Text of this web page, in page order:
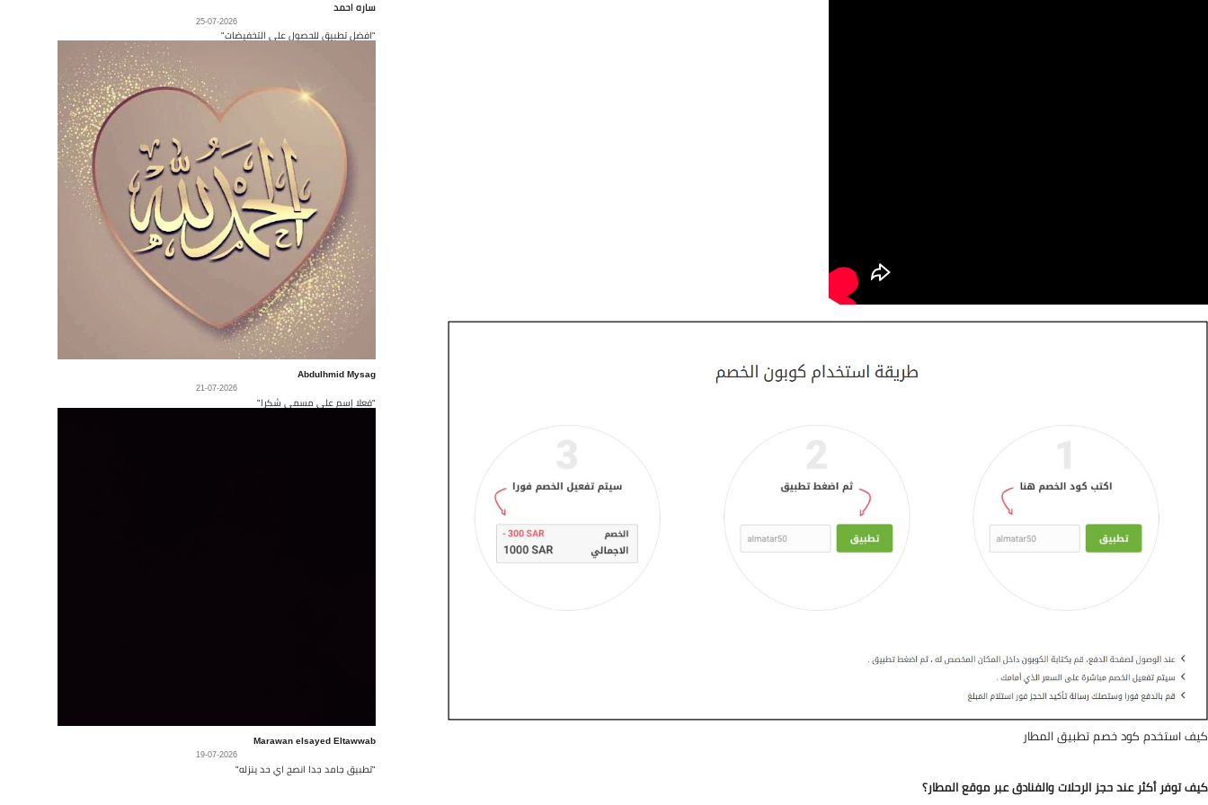
كيف استخدم كود خصم تطبيق المطار
كيف توفر أكثر عند حجز الرحلات والفنادق عبر موقع المطار؟
ساره احمد
25-07-2026
"افضل تطبيق للحصول على التخفيضات"
Abdulhmid Mysag
21-07-2026
"فعلا إسم على مسمى شكرا"
Marawan elsayed Eltawwab
19-07-2026
"تطبيق جامد جدا انصح اي حد ينزله"